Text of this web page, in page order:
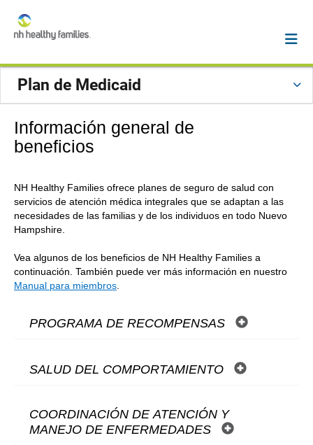
Plan de Medicaid
Información general de
beneficios
NH Healthy Families ofrece planes de seguro de salud con
servicios de atención médica integrales que se adaptan a las
necesidades de las familias y de los individuos en todo Nuevo
Hampshire.
Vea algunos de los beneficios de NH Healthy Families a
continuación. También puede ver más información en nuestro
Manual para miembros
PROGRAMA DE RECOMPENSAS
SALUD DEL COMPORTAMIENTO
COORDINACIÓN DE ATENCIÓN Y
MANEJO DE ENFERMEDADES